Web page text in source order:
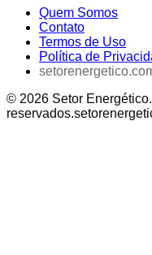
Quem Somos
Contato
Termos de Uso
Política de
© 2026 Setor Energético
reservados.